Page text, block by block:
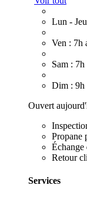
Lun -
Ven : 7h
Sam :
Dim : 9h
Ouvert
Propane
Échange
Retour
Services